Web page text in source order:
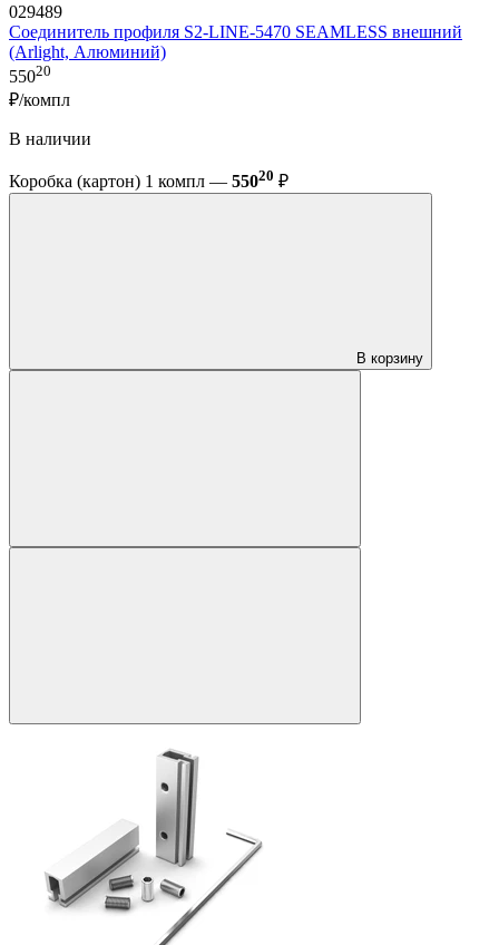
029489
Соединитель профиля S2-LINE-5470 SEAMLESS внешний
(Arlight, Алюминий)
55020
₽/компл
В наличии
Коробка (картон) 1 компл — 55020 ₽
В корзину